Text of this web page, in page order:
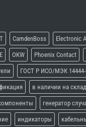
CamdenBoss Electronic
OKW Phoenix Contact
ГОСТ Р ИСО/МЭК
в наличии на
генератор
индикаторы